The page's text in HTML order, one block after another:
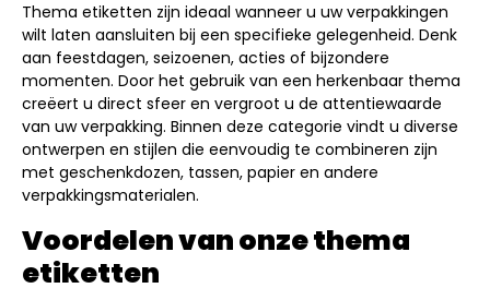
Thema etiketten zijn ideaal wanneer u uw verpakkingen
wilt laten aansluiten bij een specifieke gelegenheid. Denk
aan feestdagen, seizoenen, acties of bijzondere
momenten. Door het gebruik van een herkenbaar thema
creëert u direct sfeer en vergroot u de attentiewaarde
van uw verpakking. Binnen deze categorie vindt u diverse
ontwerpen en stijlen die eenvoudig te combineren zijn
met geschenkdozen, tassen, papier en andere
verpakkingsmaterialen.
Voordelen van onze thema
etiketten